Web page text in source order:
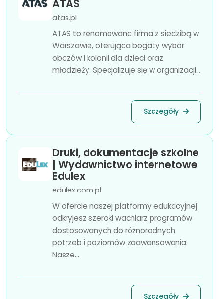
ATAS
atas.pl
ATAS to renomowana firma z siedzibą w
Warszawie, oferująca bogaty wybór
obozów i kolonii dla dzieci oraz
młodzieży. Specjalizuje się w organizacji...
Szczegóły
Druki, dokumentacje szkolne
| Wydawnictwo internetowe
Edulex
edulex.com.pl
W ofercie naszej platformy edukacyjnej
odkryjesz szeroki wachlarz programów
dostosowanych do różnorodnych
potrzeb i poziomów zaawansowania.
Nasze...
Szczegóły